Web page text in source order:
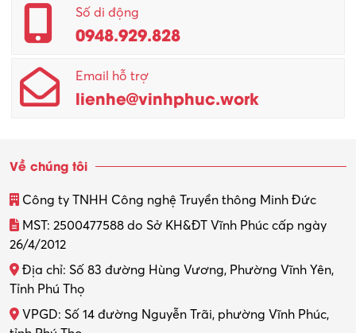
Quản lý – Giám đốc
Quản lý chất lượng – QC
Quản lý sản xuất
Quản trị kinh doanh
Thiết kế
Thiết kế nội thất
Thợ máy – Ô tô – Xe máy
Thực tập
Số di động
0948.929.828
Email hỗ trợ
lienhe@vinhphuc.work
Về chúng tôi
Công ty TNHH Công nghệ Truyền thông Minh Đức
MST: 2500477588 do Sở KH&ĐT Vĩnh Phúc cấp ngày
26/4/2012
Địa chỉ: Số 83 đường Hùng Vương, Phường Vĩnh Yên,
Tỉnh Phú Thọ
VPGD: Số 14 đường Nguyễn Trãi, phường Vĩnh Phúc,